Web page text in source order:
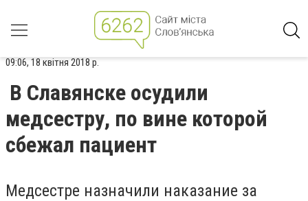
09:06, 18 квітня 2018 р.
В Славянске осудили
медсестру, по вине которой
сбежал пациент
Медсестре назначили наказание за